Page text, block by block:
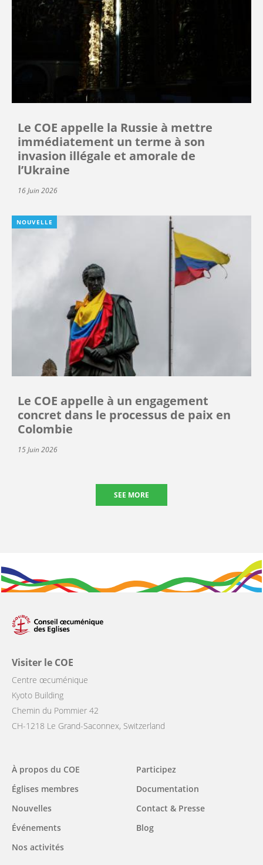
Le COE appelle la Russie à mettre
immédiatement un terme à son
invasion illégale et amorale de
l’Ukraine
16 Juin 2026
NOUVELLE
Le COE appelle à un engagement
concret dans le processus de paix en
Colombie
15 Juin 2026
SEE MORE
Visiter le COE
Centre œcuménique
Kyoto Building
Chemin du Pommier 42
CH-1218 Le Grand-Saconnex, Switzerland
Main
navigation
À propos du COE
Églises membres
Nouvelles
Événements
Nos activités
Participez
Documentation
Contact & Presse
Blog